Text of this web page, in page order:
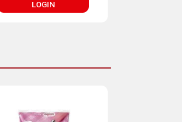
LOGIN